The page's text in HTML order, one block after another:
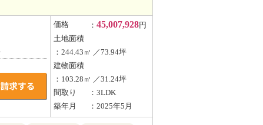
価格 ：45,007,928円
土地面積
：244.43㎡ ／73.94坪
建物面積
：103.28㎡ ／31.24坪
間取り
：3LDK
築年月
：2025年5月